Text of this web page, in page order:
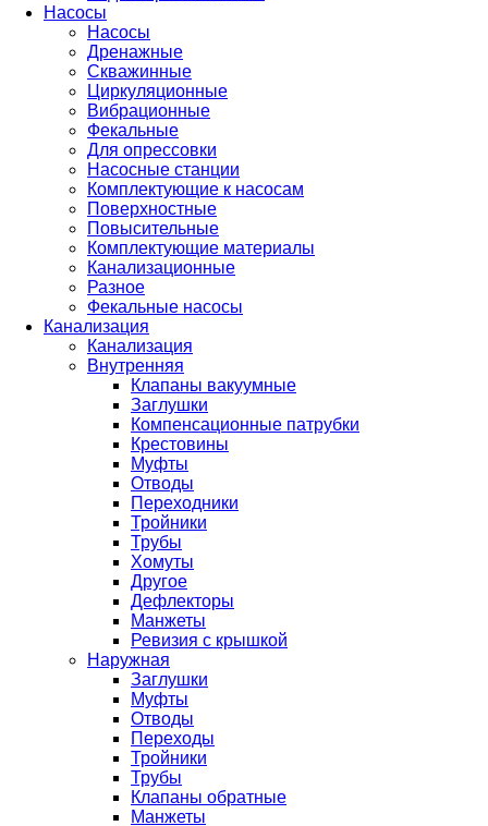
Насосы
Насосы
Дренажные
Скважинные
Циркуляционные
Вибрационные
Фекальные
Для опрессовки
Насосные станции
Комплектующие к насосам
Поверхностные
Повысительные
Комплектующие материалы
Канализационные
Разное
Фекальные насосы
Канализация
Канализация
Внутренняя
Клапаны вакуумные
Заглушки
Компенсационные патрубки
Крестовины
Муфты
Отводы
Переходники
Тройники
Трубы
Хомуты
Другое
Дефлекторы
Манжеты
Ревизия с крышкой
Наружная
Заглушки
Муфты
Отводы
Переходы
Тройники
Трубы
Клапаны обратные
Манжеты